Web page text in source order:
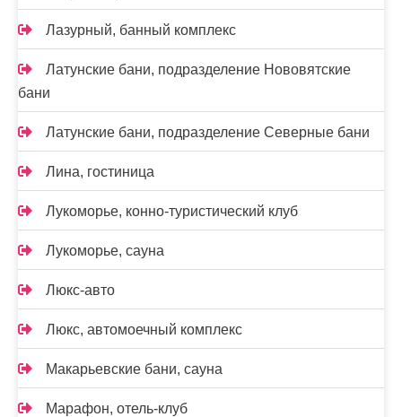
Лазурный, банный комплекс
Латунские бани, подразделение Нововятские
бани
Латунские бани, подразделение Северные бани
Лина, гостиница
Лукоморье, конно-туристический клуб
Лукоморье, сауна
Люкс-авто
Люкс, автомоечный комплекс
Макарьевские бани, сауна
Марафон, отель-клуб